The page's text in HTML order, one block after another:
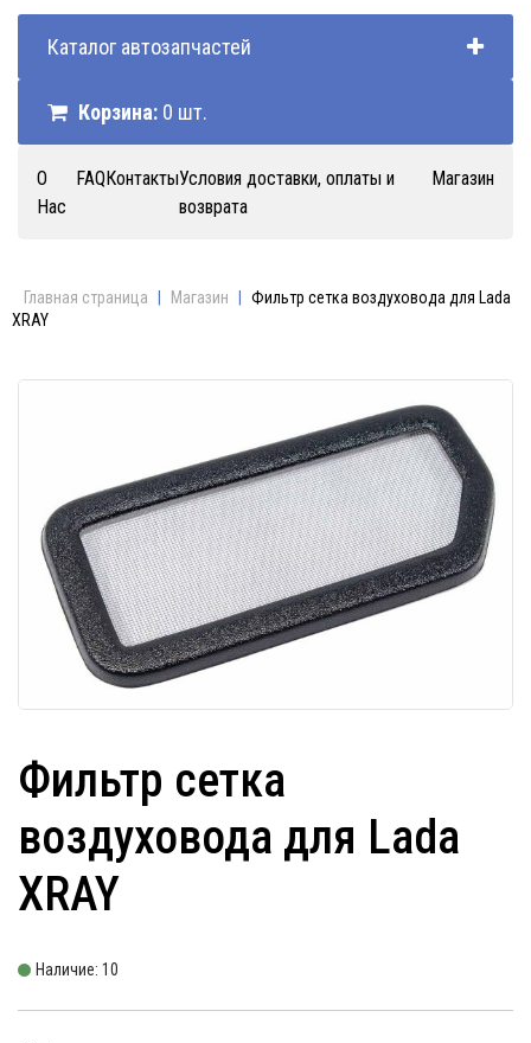
Каталог автозапчастей
Корзина: 0 шт.
О
Нас
FAQКонтактыУсловия доставки, оплаты и
возврата
Магазин
Главная страница Магазин
Фильтр сетка воздуховода для Lada
XRAY
Фильтр сетка
воздуховода для Lada
XRAY
Наличие: 10